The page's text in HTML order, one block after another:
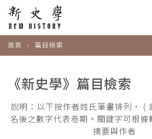
首頁 篇目檢索
《新史學》篇目檢索
說明：以下按作者姓氏筆畫排列， (
名後之數字代表卷期。關鍵字可根據
摘要與作者